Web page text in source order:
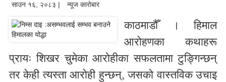
साउन १६, २०८३ | न्यूज काराेबार
काठमाडौँ । हिमाल
आरोहणका कथाहरू
प्रायः शिखर चुमेका आरोहीका सफलतामा टुङ्गिन्छन्
तर केही त्यस्ता आरोही हुन्छन्, जसको वास्तविक उचाइ